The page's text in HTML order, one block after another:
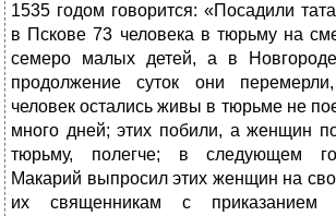
1535 годом говорится: «Посадили
в Пскове 73 человека в тюрьму на
семеро малых детей, а в
продолжение суток они
человек остались живы в тюрьме не
много дней; этих побили, а женщин
тюрьму, полегче; в следующем
Макарий выпросил этих женщин на
их священникам с приказанием